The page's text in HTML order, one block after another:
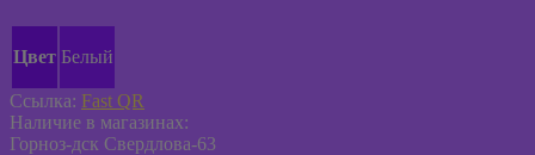
Цвет Белый
Ссылка: Fast QR
Наличие в магазинах:
Горноз-дск Свердлова-63